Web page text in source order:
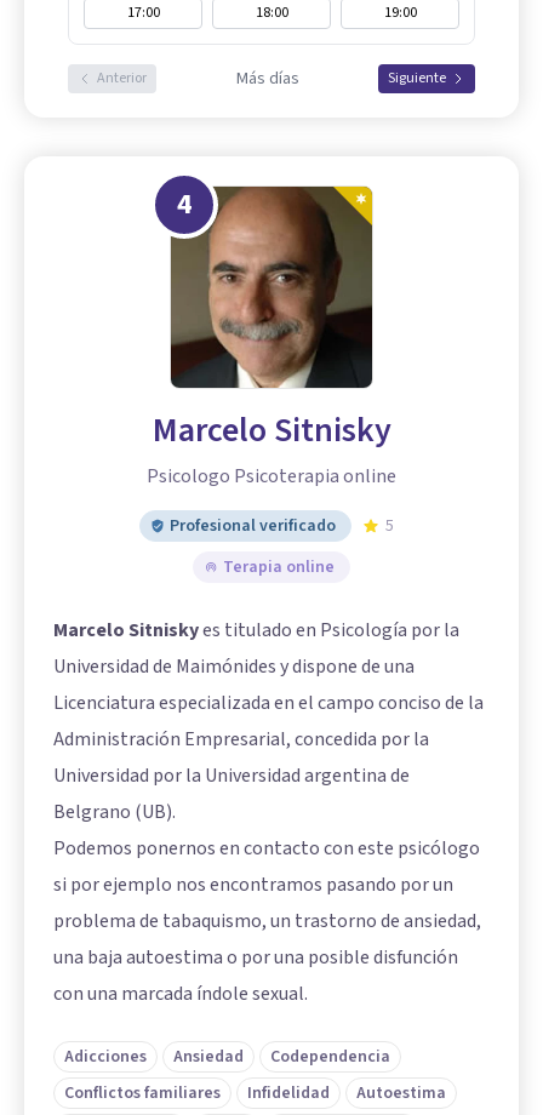
17:00
18:00 19:00
Anterior Más días Siguiente
4
Marcelo Sitnisky
Psicologo Psicoterapia online
Profesional verificado
5
Terapia online
Marcelo Sitniskyes titulado en Psicología por la
Universidad de Maimónides y dispone de una
Licenciatura especializada en el campo conciso de la
Administración Empresarial, concedida por la
Universidad por la Universidad argentina de
Belgrano (UB).
Podemos ponernos en contacto con este psicólogo
si por ejemplo nos encontramos pasando por un
problema de tabaquismo, un trastorno de ansiedad,
una baja autoestima o por una posible disfunción
con una marcada índole sexual.
Adicciones Ansiedad
Codependencia
Conflictos familiares
Infidelidad
Autoestima